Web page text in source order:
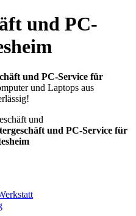
und PC-
und PC-Service für
und Laptops aus
und
und PC-Service für